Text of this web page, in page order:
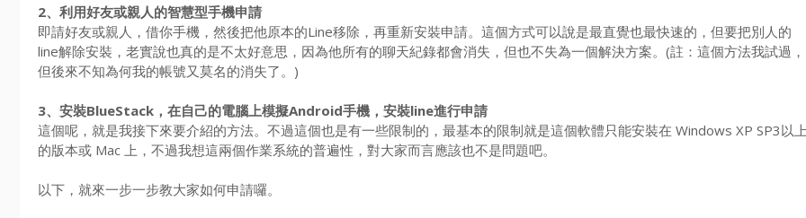
2、利用好友或親人的智慧型手機申請
即請好友或親人，借你手機，然後把他原本的Line移除，再重新安裝申請。這個方式可以說是最直覺也最快速的，但要把別人的
line解除安裝，老實說也真的是不太好意思，因為他所有的聊天紀錄都會消失，但也不失為一個解決方案。(註：這個方法我試過，
但後來不知為何我的帳號又莫名的消失了。)
3、安裝BlueStack，在自己的電腦上模擬Android手機，安裝line進行申請
這個呢，就是我接下來要介紹的方法。不過這個也是有一些限制的，最基本的限制就是這個軟體只能安裝在 Windows XP SP3以
的版本或 Mac 上，不過我想這兩個作業系統的普遍性，對大家而言應該也不是問題吧。
以下，就來一步一步教大家如何申請囉。